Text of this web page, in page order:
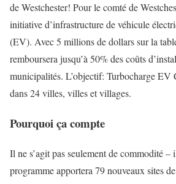
de Westchester! Pour le comté de
initiative d’infrastructure de véhicule
(EV). Avec 5 millions de dollars sur la
remboursera jusqu’à 50% des coûts
municipalités. L’objectif: Turbocharge EV
dans 24 villes, villes et villages.
Pourquoi ça compte
Il ne s’agit pas seulement de commodité –
programme apportera 79 nouveaux sites